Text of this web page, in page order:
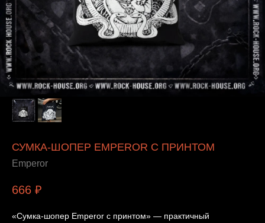
СУМКА-ШОПЕР EMPEROR С ПРИНТОМ
Emperor
666 ₽
«Сумка-шопер Emperor с принтом» — практичный